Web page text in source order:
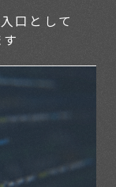
入口として